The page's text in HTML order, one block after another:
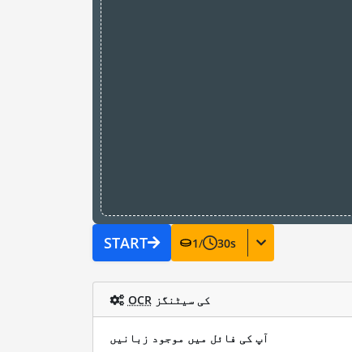
START 1/ 30s
OCR کی سیٹنگز
آپ کی فائل میں موجود زبانیں